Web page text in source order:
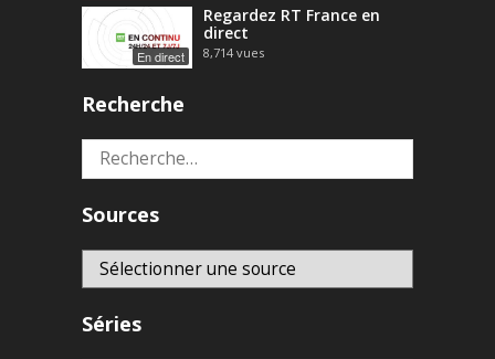
En direct
Regardez RT France en
direct
8,714 vues
Recherche
Rechercher :
Sources
Séries